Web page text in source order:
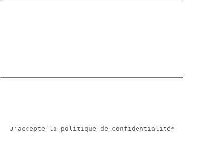
J'accepte la politique de confidentialité*